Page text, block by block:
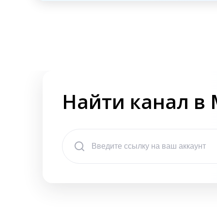
Найти канал в